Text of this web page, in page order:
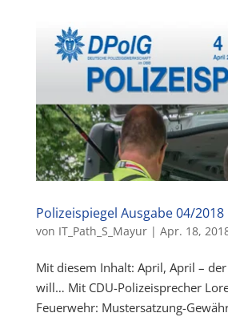
Polizeispiegel Ausgabe 04/2018
von IT_Path_S_Mayur| Apr. 18,
Mit diesem Inhalt: April, April –
will… Mit CDU-Polizeisprecher
Feuerwehr: Mustersatzung-